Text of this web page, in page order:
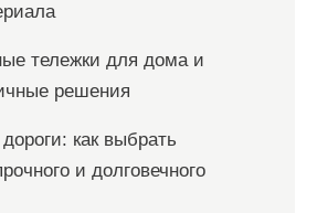
тележки для дома и
решения
как выбрать
и долговечного